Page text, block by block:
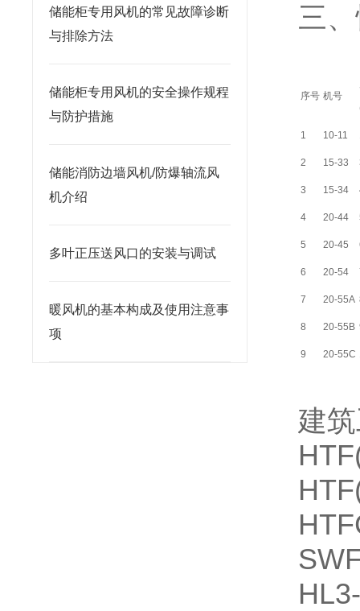
储能柜专用风机的常见故障诊断
与排除方法
储能柜专用风机的安全操作规程
与防护措施
储能消防边墙风机/防爆轴流风
机介绍
多叶正压送风口的安装与调试
暖风机的基本构成及使用注意事
项
三
序号 机号
1 10-11
2 15-33
3 15-34
4 20-44
5 20-45
6 20-54
7 20-55A
8 20-55B
9 20-55C
建